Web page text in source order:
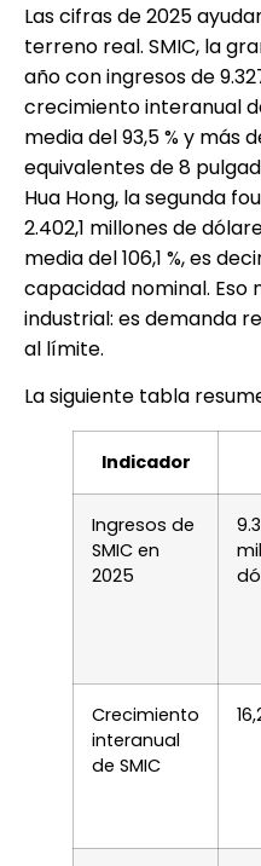
Las cifras de 2025
terreno real. SMIC, la
año con ingresos de
crecimiento interanual
media del 93,5 % y más
equivalentes de 8
Hua Hong, la segunda
2.402,1 millones de
media del 106,1 %, es
capacidad nominal. Eso
industrial: es demanda
al límite.
La siguiente tabla
Indicador
Ingresos de
SMIC en
2025
Crecimiento
interanual
de SMIC